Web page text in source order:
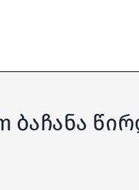
ბაჩანა